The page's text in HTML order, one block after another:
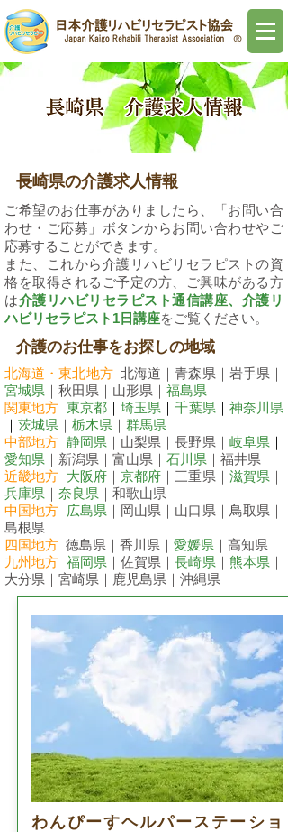
長崎県の介護求人情報
ご希望のお仕事がありましたら、「お問い合
わせ・ご応募」ボタンからお問い合わせやご
応募することができます。
また、これから介護リハビリセラピストの資
格を取得されるご予定の方、ご興味がある方
は介護リハビリセラピスト通信講座、 介護リ
ハビリセラピスト1日講座をご覧ください。​
​介護のお仕事をお探しの地域
北海道・東北地方 北海道｜青森県｜岩手県｜
宮城県 ｜秋田県｜山形県｜ 福島県
関東地方 東京都｜ 埼玉県 ｜千葉県 ｜ 神奈川県
｜ 茨城県 ｜ 栃木県 ｜ 群馬県
中部地方 静岡県 ｜山梨県｜長野県｜ 岐阜県 ｜
愛知県 ｜新潟県｜富山県｜ 石川県 ｜福井県
近畿地方 大阪府｜ 京都府 ｜三重県｜ 滋賀県 ｜
兵庫県 ｜ 奈良県 ｜和歌山県
中国地方 広島県 ｜岡山県｜山口県｜鳥取県｜
島根県
四国地方 徳島県｜香川県｜ 愛媛県 ｜高知県
九州地方 福岡県 ｜佐賀県｜長崎県 ｜ 熊本県 ｜
大分県｜宮崎県｜鹿児島県｜沖縄県
わんぴーすヘルパーステーショ